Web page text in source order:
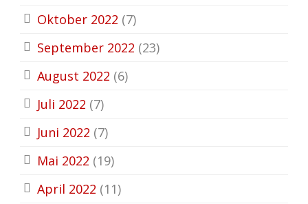
Oktober 2022 (7)
September 2022 (23)
August 2022 (6)
Juli 2022 (7)
Juni 2022 (7)
Mai 2022 (19)
April 2022 (11)